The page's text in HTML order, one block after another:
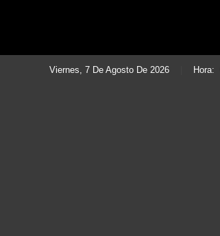
Viernes, 7 De Agosto De 2026 Hora: